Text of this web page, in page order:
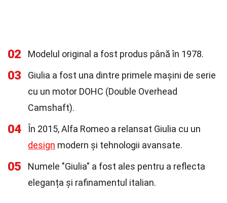
02 Modelul original a fost produs până în 1978.
03
Giulia a fost una dintre primele mașini de serie
cu un motor DOHC (Double Overhead
Camshaft).
04
În 2015, Alfa Romeo a relansat Giulia cu un
design modern și tehnologii avansate.
05
Numele "Giulia" a fost ales pentru a reflecta
eleganța și rafinamentul italian.